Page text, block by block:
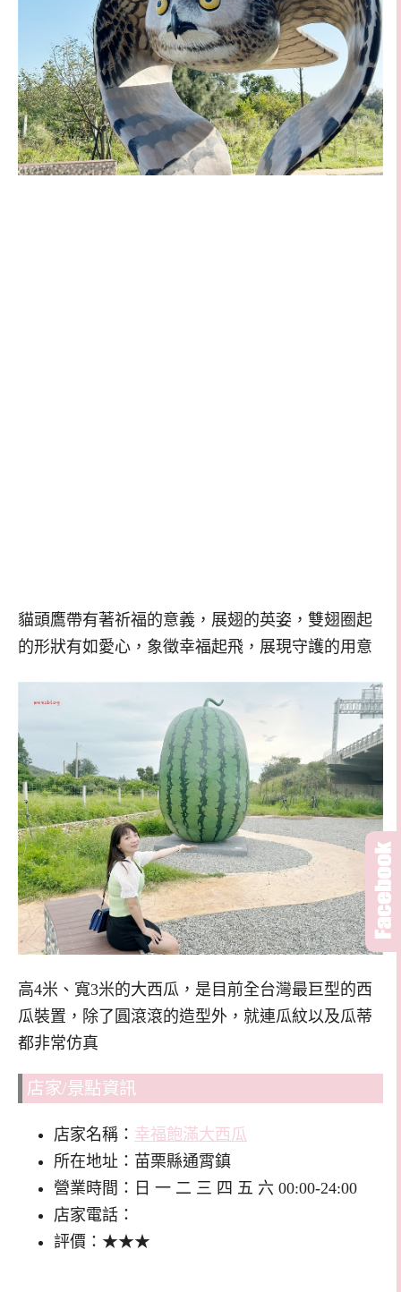
貓頭鷹帶有著祈福的意義，展翅的英姿，雙翅圈起
的形狀有如愛心，象徵幸福起飛，展現守護的用意
高4米、寬3米的大西瓜，是目前全台灣最巨型的西
瓜裝置，除了圓滾滾的造型外，就連瓜紋以及瓜蒂
都非常仿真
店家/景點資訊
店家名稱： 幸福飽滿大西瓜
所在地址：苗栗縣通霄鎮
營業時間：日 一 二 三 四 五 六 00:00-24:00
店家電話：
評價：★★★